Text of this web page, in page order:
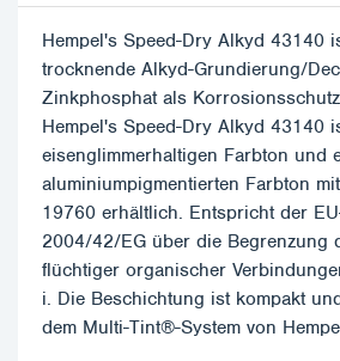
Hempel's Speed-Dry Alkyd 43140
trocknende Alkyd-Grundierung/
Zinkphosphat als
Hempel's Speed-Dry Alkyd 43140
eisenglimmerhaltigen Farbton und
aluminiumpigmentierten Farbton
19760 erhältlich. Entspricht der
2004/42/EG über die Begrenzung
flüchtiger organischer
i. Die Beschichtung ist kompakt
dem Multi-Tint®-System von